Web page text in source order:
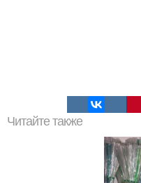
Читайте также